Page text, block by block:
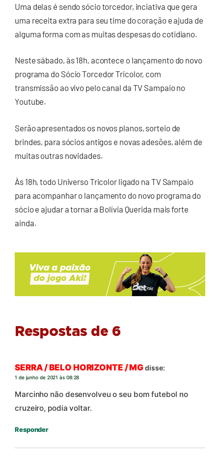
Uma delas é sendo sócio torcedor, inciativa que gera
uma receita extra para seu time do coração e ajuda de
alguma forma com as muitas despesas do cotidiano.
Neste sábado, às 18h, acontece o lançamento do novo
programa do Sócio Torcedor Tricolor, com
transmissão ao vivo pelo canal da TV Sampaio no
Youtube.
Serão apresentados os novos planos, sorteio de
brindes, para sócios antigos e novas adesões, além de
muitas outras novidades.
Às 18h, todo Universo Tricolor ligado na TV Sampaio
para acompanhar o lançamento do novo programa do
sócio e ajudar a tornar a Bolívia Querida mais forte
ainda.
Respostas de 6
SERRA / BELO HORIZONTE / MGdisse:
1 de junho de 2021 às 08:28
Marcinho não desenvolveu o seu bom futebol no
cruzeiro, podia voltar.
Responder